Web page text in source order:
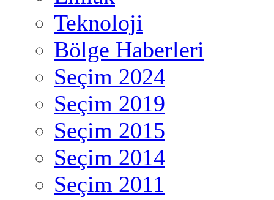
Teknoloji
Bölge Haberleri
Seçim 2024
Seçim 2019
Seçim 2015
Seçim 2014
Seçim 2011